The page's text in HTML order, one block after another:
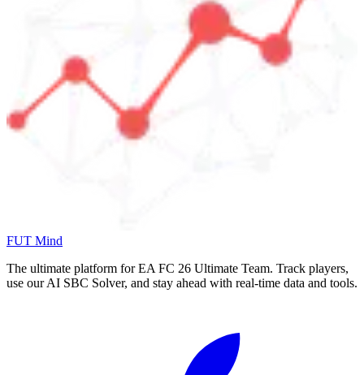
FUT Mind
The ultimate platform for EA FC 26 Ultimate Team. Track players,
use our AI SBC Solver, and stay ahead with real-time data and tools.